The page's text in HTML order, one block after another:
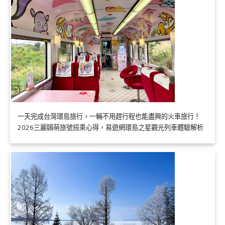
一天完成台灣環島旅行，一輛不用趕行程也能盡興的火車旅行！
2026三麗鷗萌旅號搭乘心得，易遊網環島之星觀光列車體驗解析